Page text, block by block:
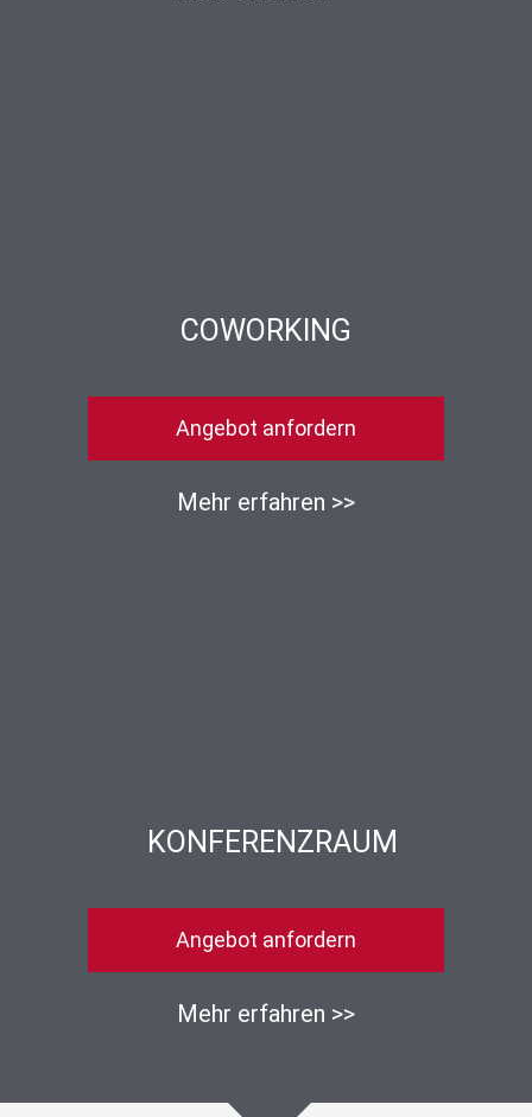
COWORKING
Angebot anfordern
Mehr erfahren >>
KONFERENZRAUM
Angebot anfordern
Mehr erfahren >>